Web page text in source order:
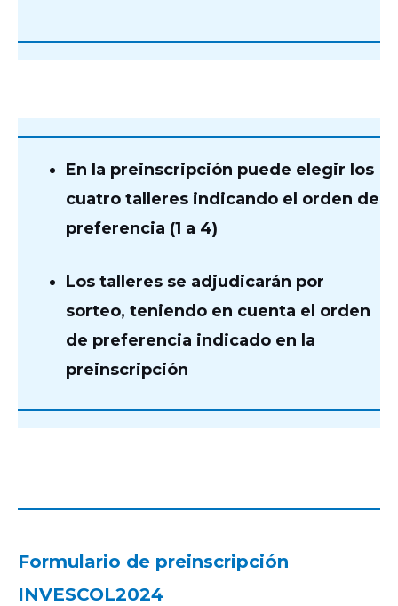
En la preinscripción puede elegir los
cuatro talleres indicando el orden de
preferencia (1 a 4)
Los talleres se adjudicarán por
sorteo, teniendo en cuenta el orden
de preferencia indicado en la
preinscripción
Formulario de preinscripción
INVESCOL2024